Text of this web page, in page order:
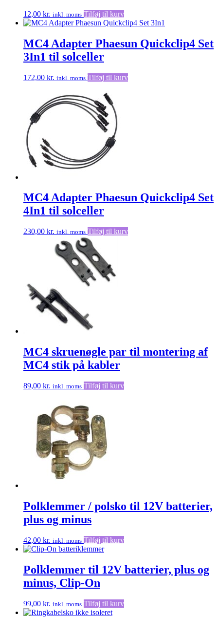
12,00 kr. inkl. moms Tilføj til kurv
MC4 Adapter Phaesun Quickclip4 Set
3In1 til solceller
172,00 kr. inkl. moms Tilføj til kurv
MC4 Adapter Phaesun Quickclip4 Set
4In1 til solceller
230,00 kr. inkl. moms Tilføj til kurv
MC4 skruenøgle par til montering af
MC4 stik på kabler
89,00 kr. inkl. moms Tilføj til kurv
Polklemmer / polsko til 12V batterier,
plus og minus
42,00 kr. inkl. moms Tilføj til kurv
Polklemmer til 12V batterier, plus og
minus, Clip-On
99,00 kr. inkl. moms Tilføj til kurv